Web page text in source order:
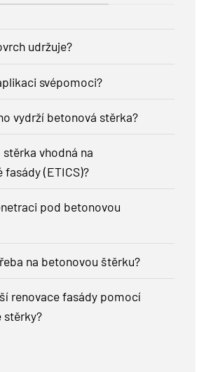
udržuje?
svépomoci?
vydrží betonová stěrka?
vhodná na
fasády (ETICS)?
pod betonovou
na betonovou štěrku?
renovace fasády pomocí
stěrky?